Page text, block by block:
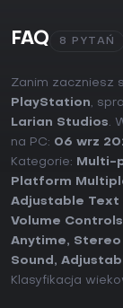
FAQ 8 PYTAŃ
Zanim zaczniesz
PlayStation,
Larian Studios.
na PC: 06 wrz
Kategorie:
Multi-
Platform
Adjustable Text
Volume Controls
Anytime, Stereo
Sound ,
Klasyfikacja